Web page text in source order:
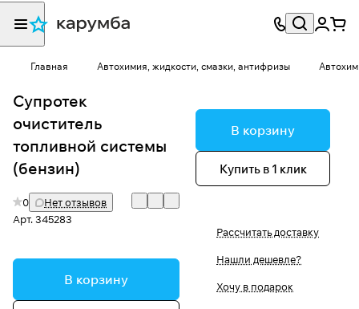
Главная Автохимия, жидкости, смазки, антифризы
Супротек
очиститель
топливной системы
(бензин)
0
Нет отзывов
Арт.345283
В корзину
В корзину
Купить в 1 клик
Рассчитать доставку
Нашли дешевле?
Хочу в подарок